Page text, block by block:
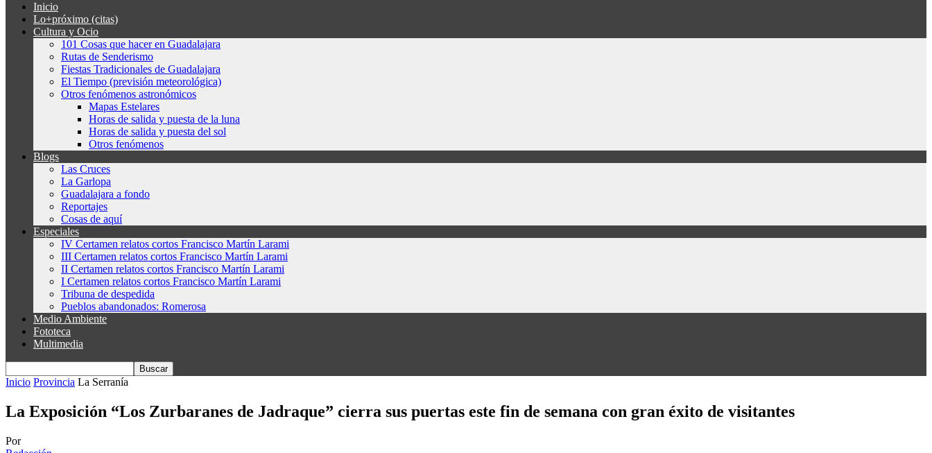
Inicio
Lo+próximo (citas)
Cultura y Ocio
101 Cosas que hacer en Guadalajara
Rutas de Senderismo
Fiestas Tradicionales de Guadalajara
El Tiempo (previsión meteorológica)
Otros fenómenos astronómicos
Mapas Estelares
Horas de salida y puesta de la luna
Horas de salida y puesta del sol
Otros fenómenos
Blogs
Las Cruces
La Garlopa
Guadalajara a fondo
Reportajes
Cosas de aquí
Especiales
IV Certamen relatos cortos Francisco Martín Larami
III Certamen relatos cortos Francisco Martín Larami
II Certamen relatos cortos Francisco Martín Larami
I Certamen relatos cortos Francisco Martín Larami
Tribuna de despedida
Pueblos abandonados: Romerosa
Medio Ambiente
Fototeca
Multimedia
Inicio Provincia La Serranía
La Exposición “Los Zurbaranes de Jadraque” cierra sus puertas este fin de semana con gran éxito de visitantes
Por